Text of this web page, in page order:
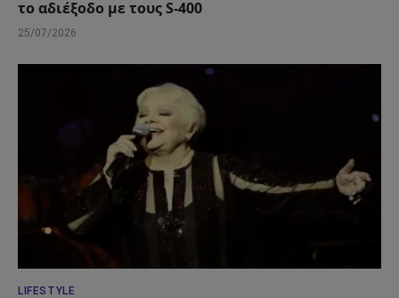
το αδιέξοδο με τους S-400
25/07/2026
LIFESTYLE